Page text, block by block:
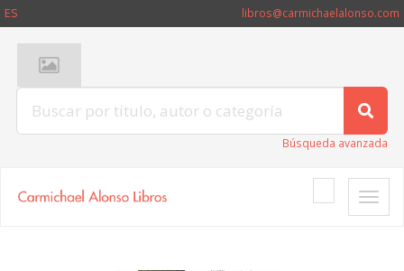
ES libros@carmichaelalonso.com
Búsqueda avanzada
Toggle